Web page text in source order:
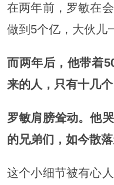
在两年前，罗敏在
做到5个亿，大伙儿
而两年后，他带着
来的人，只有十几个
罗敏肩膀耸动。他
的兄弟们，如今散落
这个小细节被有心